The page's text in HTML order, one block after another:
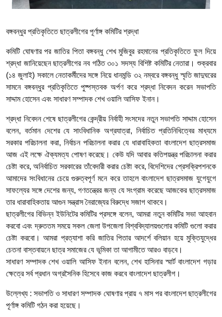
বঙ্গবন্ধুর প্রতিকৃতিতে ছাত্রলীগের পূর্ণাঙ্গ কমিটির শ্রদ্ধা
কমিটি ঘোষণার পর জাতির পিতা বঙ্গবন্ধু শেখ মুজিবুর রহমানের প্রতিকৃতিতে ফুল দিয়ে
শ্রদ্ধা জানিয়েছেন ছাত্রলীগের নব গঠিত ৩০১ সদস্য বিশিষ্ট কমিটির নেতারা। শুক্রবার
(১৪ জুলাই) সকালে নেতাকর্মীদের সঙ্গে নিয়ে ধানমন্ডি ৩২ নম্বরে বঙ্গবন্ধু স্মৃতি জাদুঘরের
সামনে বঙ্গবন্ধুর প্রতিকৃতিতে পুষ্পস্তবক অর্পণ করে শ্রদ্ধা নিবেদন করেন সভাপতি
সাদ্দাম হোসেন এবং সাধারণ সম্পাদক শেখ ওয়ালি আসিফ ইনান।
শ্রদ্ধা নিবেদন শেষে ছাত্রলীগের কেন্দ্রীয় নির্বাহী সংসদের নতুন সভাপতি সাদ্দাম হোসেন
বলেন, বর্তমান দেশের যে সাংবিধানিক অগ্রযাত্রা, নির্বাচিত প্রতিনিধিত্বের মাধ্যমে
সরকার পরিচালনা করা, নির্বাচন পরিচালনা করার যে ধারাবাহিকতা বাংলাদেশ ছাত্রসমাজ
আজ এই লক্ষে ঐক্যমত্য পোষণ করেছে। কেউ যদি আবার কতিপয়ন্ত্র পরিচালনা করার
চেষ্টা করে, অনির্বাচিত সরকারের তাঁবেদারী করার চেষ্টা করে, বিদেশিদের প্রেসক্রিপশনকে
আমাদের সংবিধানের চেয়ে গুরুত্বপূর্ণ মনে করে তাহলে বাংলাদেশ ছাত্রসমাজ যুগেযুগে
সাফল্যের সঙ্গে দেশের জন্য, গণতন্ত্রের জন্য যে সংগ্রাম করেছে আজকের ছাত্রসমাজ
তার ধারাবাহিকতায় আগুন সন্ত্রাস নৈরাজ্যের বিরুদ্ধে সজাগ থাকবে।
ছাত্রলীগের বিভিন্ন ইউনিটের কমিটির প্রসঙ্গে বলেন, আমরা নতুন কমিটির সভা আহবান
করবো এবং দ্রুততম সময়ে সকল জেলা উপজেলা বিশ্ববিদ্যালয়গুলোর কমিটি গুলো করার
চেষ্টা করবো। আমরা প্রত্যাশা করি জাতির পিতার আদর্শে বলিয়ান হয়ে মুক্তিযুদ্ধের
চেতনা বাস্তবায়নে ছাত্র সমাজের যে ভূমিকা তা আগামীতে আরও বাড়বে।
সাধারণ সম্পাদক শেখ ওয়ালি আসিফ ইনান বলেন, শেখ হাসিনার স্মার্ট বাংলাদেশ গড়ার
ক্ষেত্রে সর্ব প্রধান অগ্রসৈনিক হিসেবে কাজ করবে বাংলাদেশ ছাত্রলীগ।
উল্লেখ্য : সভাপতি ও সাধারণ সম্পাদক ঘোষণার প্রায় ৭ মাস পর বাংলাদেশ ছাত্রলীগের
পূর্ণাঙ্গ কমিটি গঠন করা হয়েছে।